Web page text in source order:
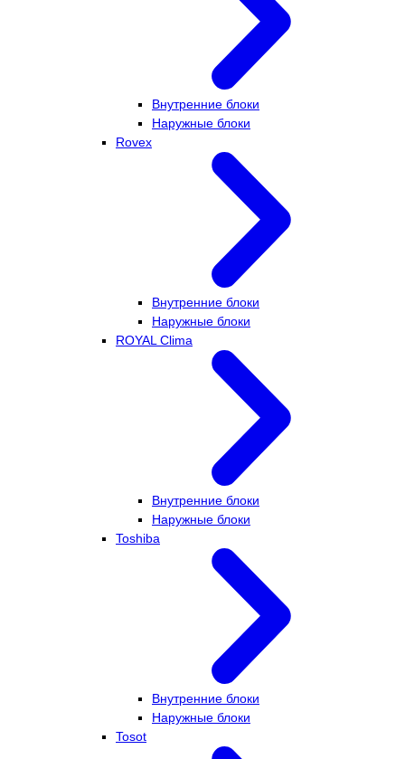
Внутренние блоки
Наружные блоки
Rovex
Внутренние блоки
Наружные блоки
ROYAL Clima
Внутренние блоки
Наружные блоки
Toshiba
Внутренние блоки
Наружные блоки
Tosot